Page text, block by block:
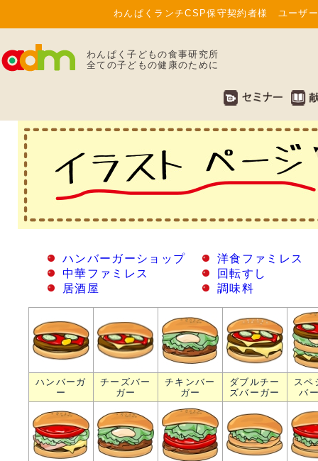
わんぱくランチCSP保守契約者様 ユーザ
わんぱく子どもの食事研究所
全ての子どもの健康のために
ハンバーガーショップ
洋食ファミレス
中華ファミレス
回転すし
居酒屋
調味料
ハンバーガ
ー
チーズバー
ガー
チキンバー
ガー
ダブルチー
ズバーガー
スペ
バ